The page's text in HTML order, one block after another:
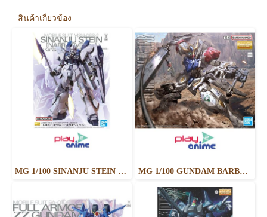
สินค้าเกี่ยวข้อง
MG 1/100 SINANJU STEIN (NARRATIVE VER.) VER.KA MG 1/100 GUNDAM BARBATOS LUPUS